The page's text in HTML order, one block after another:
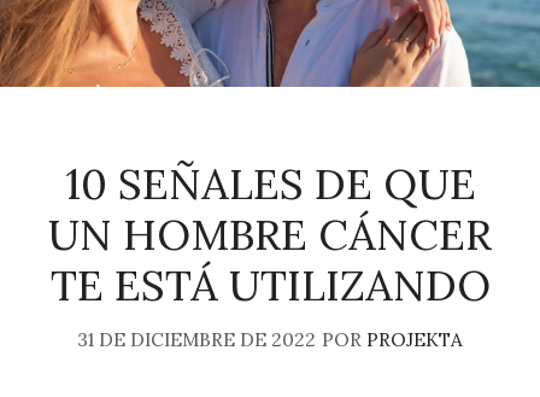
10 SEÑALES DE QUE
UN HOMBRE CÁNCER
TE ESTÁ UTILIZANDO
31 DE DICIEMBRE DE 2022 POR PROJEKTA